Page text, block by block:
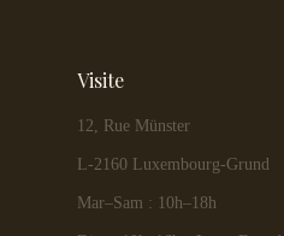
Visite
12, Rue Münster
L-2160 Luxembourg-Grund
Mar–Sam : 10h–18h